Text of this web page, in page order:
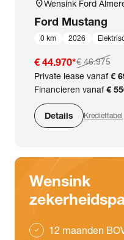
location_onWensink Ford
Ford Mustang
0 km 2026
€ 44.970*€ 46.975
Private lease vanaf€
Financieren vanaf€
Details Krediettabel
Wensink
check 12 maanden